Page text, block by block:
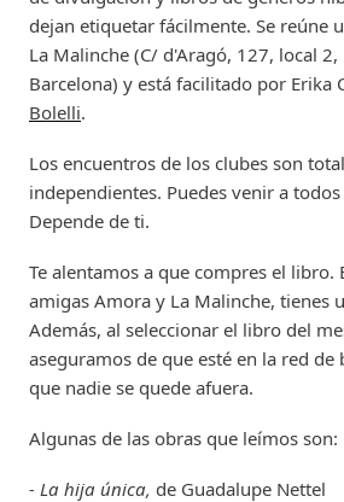
dejan etiquetar fácilmente. Se reúne
La Malinche (C/ d'Aragó, 127, local
Barcelona) y está facilitado por Erika
Bolelli.
Los encuentros de los clubes son
independientes. Puedes venir a
Depende de ti.
Te alentamos a que compres el libro.
amigas Amora y La Malinche, tienes
Además, al seleccionar el libro del
aseguramos de que esté en la red de
que nadie se quede afuera.
Algunas de las obras que leímos son:
- La hija única, de Guadalupe Nettel